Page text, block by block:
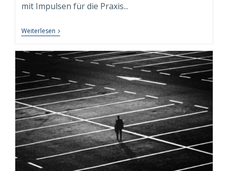
mit Impulsen für die Praxis...
Weiterlesen Fachbuch
“Syndimensionale
Zur
Nachhaltigen
Transformation”
Beim
Springer
Gabler
Verlag
Erschienen!